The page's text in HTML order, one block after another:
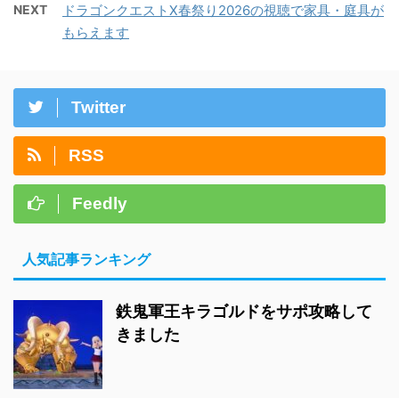
NEXT
ドラゴンクエストX春祭り2026の視聴で家具・庭具が
もらえます
Twitter
RSS
Feedly
人気記事ランキング
鉄鬼軍王キラゴルドをサポ攻略して
きました